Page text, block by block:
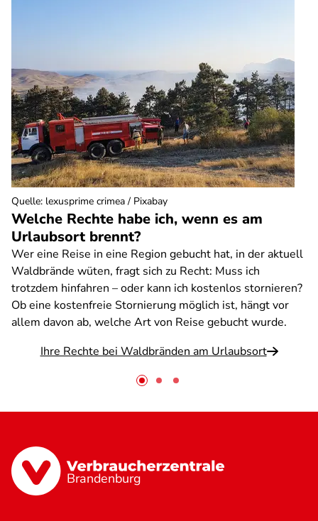
Welche Rechte habe ich, wenn es am
Urlaubsort brennt?
Wer eine Reise in eine Region gebucht hat, in der aktuell
Waldbrände wüten, fragt sich zu Recht: Muss ich
trotzdem hinfahren – oder kann ich kostenlos stornieren?
Ob eine kostenfreie Stornierung möglich ist, hängt vor
allem davon ab, welche Art von Reise gebucht wurde.
Ihre Rechte bei Waldbränden am Urlaubsort
Quelle: lexusprime crimea / Pixabay
Brandenburg